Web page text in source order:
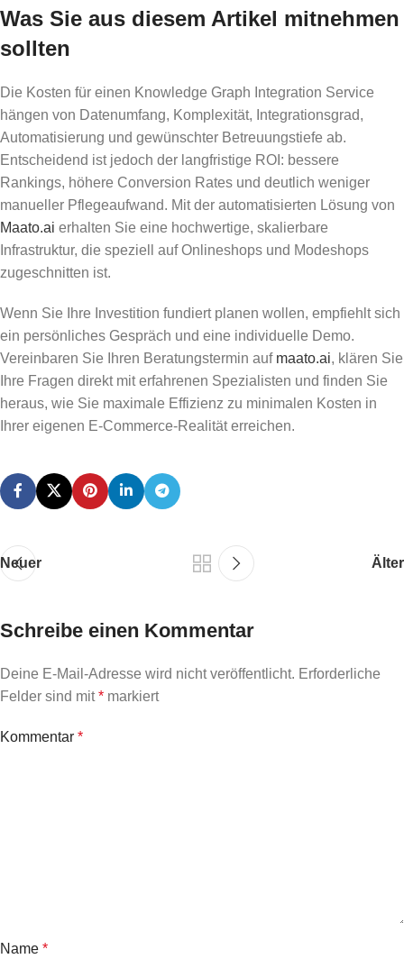
Was Sie aus diesem Artikel mitnehmen
sollten
Die Kosten für einen Knowledge Graph Integration Service
hängen von Datenumfang, Komplexität, Integrationsgrad,
Automatisierung und gewünschter Betreuungstiefe ab.
Entscheidend ist jedoch der langfristige ROI: bessere
Rankings, höhere Conversion Rates und deutlich weniger
manueller Pflegeaufwand. Mit der automatisierten Lösung von
Maato.ai erhalten Sie eine hochwertige, skalierbare
Infrastruktur, die speziell auf Onlineshops und Modeshops
zugeschnitten ist.
Wenn Sie Ihre Investition fundiert planen wollen, empfiehlt sich
ein persönliches Gespräch und eine individuelle Demo.
Vereinbaren Sie Ihren Beratungstermin auf maato.ai, klären Sie
Ihre Fragen direkt mit erfahrenen Spezialisten und finden Sie
heraus, wie Sie maximale Effizienz zu minimalen Kosten in
Ihrer eigenen E-Commerce-Realität erreichen.
Neuer Älter
Schreibe einen Kommentar
Deine E-Mail-Adresse wird nicht veröffentlicht. Erforderliche
Felder sind mit* markiert
Kommentar *
Name *